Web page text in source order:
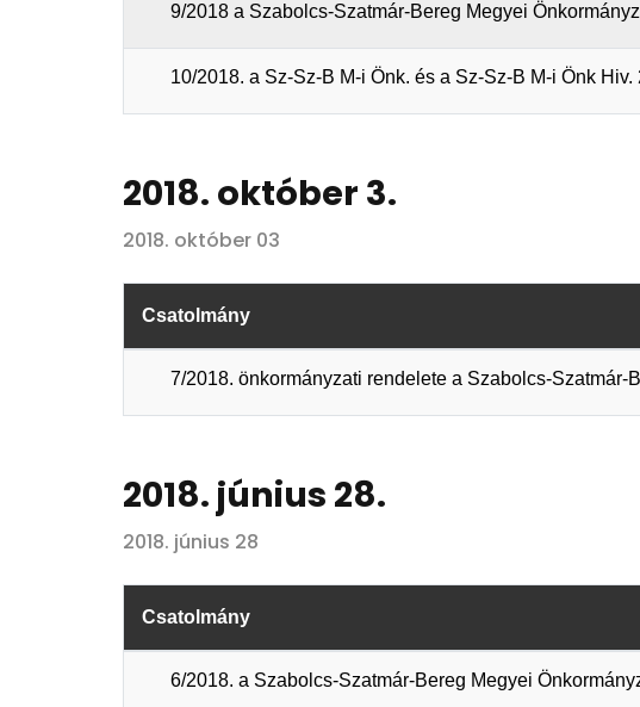
9/2018 a Szabolcs-Szatmár-Bereg Megyei
10/2018. a Sz-Sz-B M-i Önk. és a Sz-Sz-B M-i Önk
2018. október 3.
2018. október 03
Csatolmány
7/2018. önkormányzati rendelete a Szabolcs-
2018. június 28.
2018. június 28
Csatolmány
6/2018. a Szabolcs-Szatmár-Bereg Megyei